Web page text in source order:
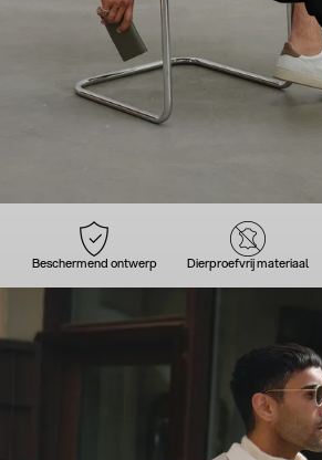
Beschermend ontwerp Dierproefvrij materiaal